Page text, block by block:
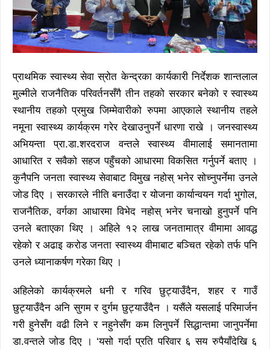
प्राथमिक स्वास्थ्य सेवा स्रोत केन्द्रका कार्यकारी निर्देशक शान्तलाल
मुल्मीले राजनैतिक परिवर्तनसँगै तीन तहको सरकार बनेको र स्वास्थ्य
स्थानीय तहको प्रमुख जिम्मेवारीको रुपमा आएकाले स्थानीय तहले
नमूना स्वास्थ्य कार्यक्रम गरेर देखाउनुपर्ने धारणा राखे । जनस्वास्थ्य
अभियन्ता प्रा.डा.शरदराज वन्तले स्वास्थ्य वीमालाई समानतामा
आधारित र सवैको सहज पहुँचको आधारमा विकसित गर्नुपर्ने बताए ।
कुनैपनि जनता स्वास्थ्य सेवाबाट विमुख नहोस् भनेर सोच्नुपर्नेमा उनले
जोड दिए । सरकारले नीति बनाउँदा र योजना कार्यान्वयन गर्दा भुगोल,
राजनैतिक, वर्गका आधारमा विभेद नहोस् भनेर चनाखो हुनुपर्ने पनि
उनले बताएका थिए । अहिले १२ लाख जनतामात्र वीमामा आवद्ध
रहेको र अढाइ करोड जनता स्वास्थ्य वीमाबाट बञ्चित रहेको तर्फ पनि
उनले ध्यानाकर्षण गरेका थिए ।
अहिलेको कार्यक्रमले धनी र गरिव छुट्याउँदैन, शहर र गाउँ
छुट्याउँदैन अनि सुगम र दुर्गम छुट्याउँदैन । यसैंले यसलाई परिमार्जन
गरी हुनेसँग वढी लिने र नहुनेसँग कम लिनुपर्ने सिद्धान्तमा जानुपर्नेमा
डा.वन्तले जोड दिए । ‘यसो गर्दा प्रति परिवार ६ सय रुपैयाँदेखि ६